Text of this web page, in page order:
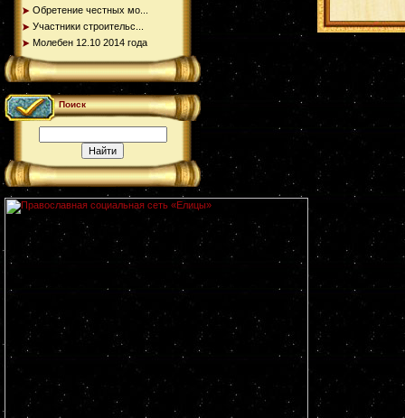
Обретение честных мо...
Участники строительс...
Молебен 12.10 2014 года
Поиск